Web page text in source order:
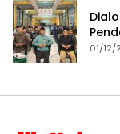
01/12/